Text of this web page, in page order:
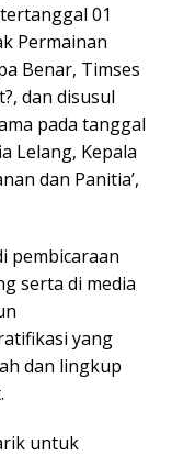
01
Permainan
Benar, Timses
dan disusul
pada tanggal
Lelang, Kepala
dan Panitia’,
pembicaraan
serta di media
yang
dan lingkup
untuk